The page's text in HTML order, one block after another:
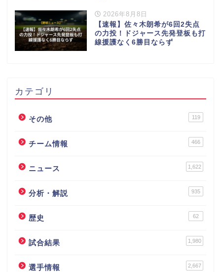
2026年8月8日
【速報】佐々木朗希が6回2失点
の力投！ドジャース先発登板も打
線援護なく6勝目ならず
カテゴリ
その他 119
チーム情報 466
ニュース 1,622
分析・解説 935
歴史 62
試合結果 1,980
選手情報 2,667